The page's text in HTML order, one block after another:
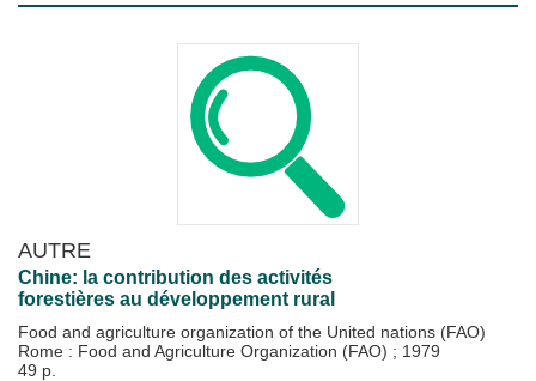
AUTRE
Chine: la contribution des activités
forestières au développement rural
Food and agriculture organization of the United nations (FAO)
Rome : Food and Agriculture Organization (FAO) ; 1979
49 p.